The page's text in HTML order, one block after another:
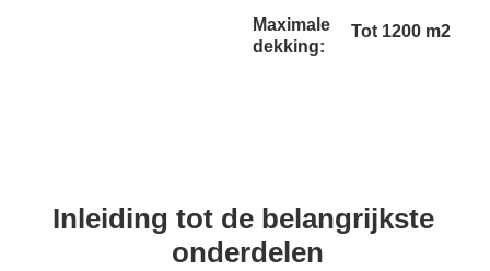
Maximale
dekking:
Tot 1200 m2
Inleiding tot de belangrijkste
onderdelen